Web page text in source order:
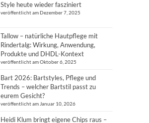
Style heute wieder fasziniert
veröffentlicht am Dezember 7, 2025
Tallow – natürliche Hautpflege mit
Rindertalg: Wirkung, Anwendung,
Produkte und DHDL-Kontext
veröffentlicht am Oktober 6, 2025
Bart 2026: Bartstyles, Pflege und
Trends – welcher Bartstil passt zu
eurem Gesicht?
veröffentlicht am Januar 10, 2026
Heidi Klum bringt eigene Chips raus –